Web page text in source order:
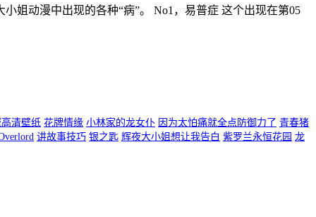
姐动漫中出现的各种“病”。 No1，易普症 这个出现在第05
清壁纸 花牌情缘 小林家的龙女仆 因为太怕痛就全点防御力了 青春猪
讲故事技巧 银之匙 辉夜大小姐想让我告白 紫罗兰永恒花园 龙